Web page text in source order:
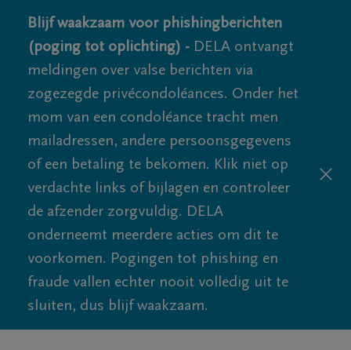
Blijf waakzaam voor phishingberichten
(poging tot oplichting) - DELA ontvangt
meldingen over valse berichten via
zogezegde privécondoléances. Onder het
mom van een condoléance tracht men
mailadressen, andere persoonsgegevens
of een betaling te bekomen. Klik niet op
verdachte links of bijlagen en controleer
de afzender zorgvuldig. DELA
onderneemt meerdere acties om dit te
voorkomen. Pogingen tot phishing en
fraude vallen echter nooit volledig uit te
sluiten, dus blijf waakzaam.